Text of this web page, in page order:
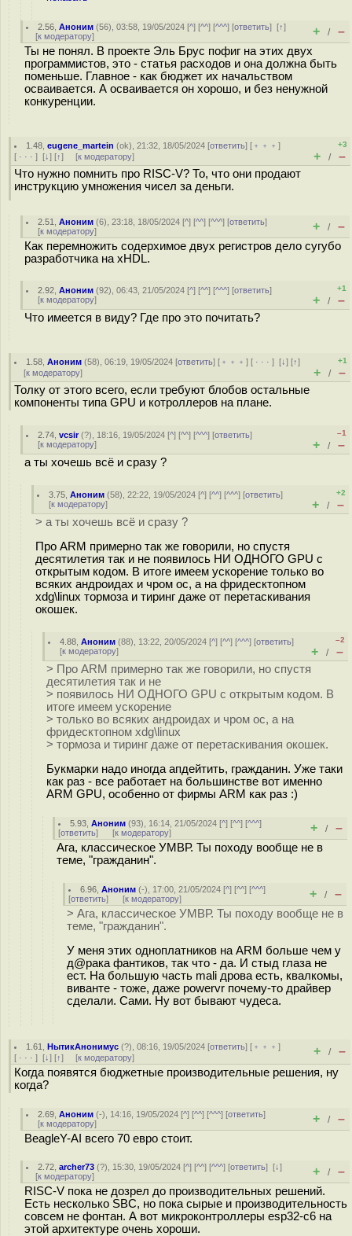
2.56 ,Аноним (56), 03:58, 19/05/2024 [^] [^^] [^^^] [ответить][↑]
[к модератору] + / –
Ты не понял. В проекте Эль Брус пофиг на этих двух
программистов, это - статья расходов и она должна быть
поменьше. Главное - как бюджет их начальством
осваивается. А осваивается он хорошо, и без ненужной
конкуренции.
1.48 ,eugene_martein (ok), 21:32, 18/05/2024 [ответить] [ ﹢﹢﹢]
[ · · · ] [↓] [↑] [к модератору]
+3
+ / –
Что нужно помнить про RISC-V? То, что они продают
инструкцию умножения чисел за деньги.
2.51 ,Аноним (6), 23:18, 18/05/2024 [^] [^^] [^^^] [ответить]
[к модератору] + / –
Как перемножить содерхимое двух регистров дело сугубо
разработчика на xHDL.
2.92 ,Аноним (92), 06:43, 21/05/2024 [^] [^^] [^^^] [ответить]
[к модератору]
+1
+ / –
Что имеется в виду? Где про это почитать?
1.58 ,Аноним (58), 06:19, 19/05/2024 [ответить] [ ﹢﹢﹢] [ · · ·][↓] [↑]
[к модератору]
+1
+ / –
Толку от этого всего, если требуют блобов остальные
компоненты типа GPU и котроллеров на плане.
2.74 ,vcsir(?), 18:16, 19/05/2024 [^] [^^] [^^^] [ответить]
[к модератору]
–1
+ / –
а ты хочешь всё и сразу ?
3.75 ,Аноним (58), 22:22, 19/05/2024 [^] [^^] [^^^] [ответить]
[к модератору]
+2
+ / –
> а ты хочешь всё и сразу ?
Про ARM примерно так же говорили, но спустя
десятилетия так и не появилось НИ ОДНОГО GPU с
открытым кодом. В итоге имеем ускорение только во
всяких андроидах и чром ос, а на фридесктопном
xdg\linux тормоза и тиринг даже от перетаскивания
окошек.
4.88 ,Аноним (88), 13:22, 20/05/2024 [^] [^^] [^^^] [ответить]
[к модератору]
–2
+ / –
> Про ARM примерно так же говорили, но спустя
десятилетия так и не
> появилось НИ ОДНОГО GPU с открытым кодом. В
итоге имеем ускорение
> только во всяких андроидах и чром ос, а на
фридесктопном xdg\linux
> тормоза и тиринг даже от перетаскивания окошек.
Букмарки надо иногда апдейтить, гражданин. Уже таки
как раз - все работает на большинстве вот именно
ARM GPU, особенно от фирмы ARM как раз :)
5.93 ,Аноним (93), 16:14, 21/05/2024 [^] [^^] [^^^]
[ответить] [к модератору] + / –
Ага, классическое УМВР. Ты походу вообще не в
теме, "гражданин".
6.96 ,Аноним (-), 17:00, 21/05/2024 [^] [^^] [^^^]
[ответить] [к модератору] + / –
> Ага, классическое УМВР. Ты походу вообще не в
теме, "гражданин".
У меня этих одноплатников на ARM больше чем у
д@рака фантиков, так что - да. И стыд глаза не
ест. На большую часть mali дрова есть, квалкомы,
виванте - тоже, даже powervr почему-то драйвер
сделали. Сами. Ну вот бывают чудеса.
1.61 ,НытикАнонимус (?), 08:16, 19/05/2024 [ответить] [ ﹢﹢﹢]
[ · · · ] [↓] [↑] [к модератору] + / –
Когда появятся бюджетные производительные решения, ну
когда?
2.69 ,Аноним (-), 14:16, 19/05/2024 [^] [^^] [^^^] [ответить]
[к модератору] + / –
BeagleY-AI всего 70 евро стоит.
2.72 ,archer73 (?), 15:30, 19/05/2024 [^] [^^] [^^^] [ответить][↓]
[к модератору] + / –
RISC-V пока не дозрел до производительных решений.
Есть несколько SBC, но пока сырые и производительность
совсем не фонтан. А вот микроконтроллеры esp32-c6 на
этой архитектуре очень хороши.